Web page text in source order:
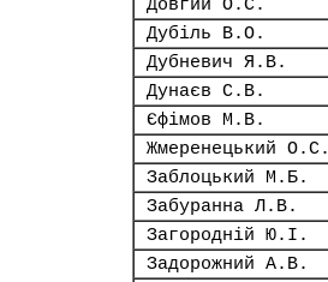
Довгий О.С.
Дубіль В.О.
Дубневич Я.В.
Дунаєв С.В.
Єфімов М.В.
Жмеренецький О.С.
Заблоцький М.Б.
Забуранна Л.В.
Загородній Ю.І.
Задорожний А.В.